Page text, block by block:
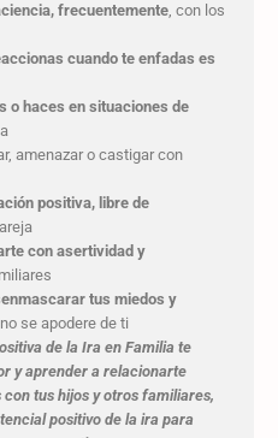
frecuentemente, con los
cuando te enfadas es
o haces en situaciones de
amenazar o castigar con
positiva, libre de
con asertividad y
tus miedos y
se apodere de ti
de la Ira en Familia te
y aprender a relacionarte
tus hijos y otros familiares,
positivo de la ira para